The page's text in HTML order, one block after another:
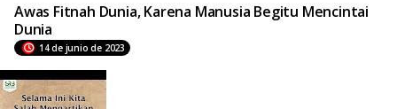
Awas Fitnah Dunia, Karena Manusia Begitu Mencintai
Dunia
14 de junio de 2023